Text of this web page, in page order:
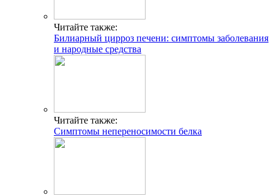
Читайте также:
Билиарный цирроз печени: симптомы заболевания
и народные средства
Читайте также:
Симптомы непереносимости белка